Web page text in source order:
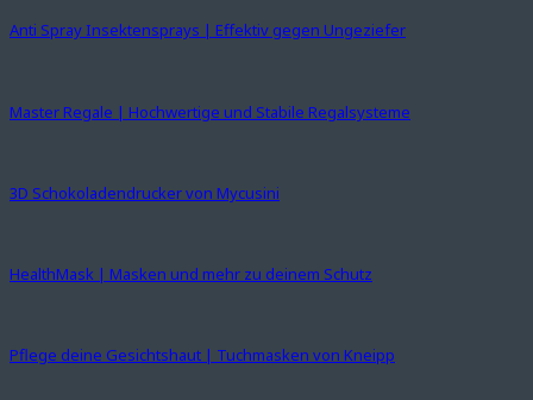
Anti Spray Insektensprays | Effektiv gegen Ungeziefer
Master Regale | Hochwertige und Stabile Regalsysteme
3D Schokoladendrucker von Mycusini
HealthMask | Masken und mehr zu deinem Schutz
Pflege deine Gesichtshaut | Tuchmasken von Kneipp